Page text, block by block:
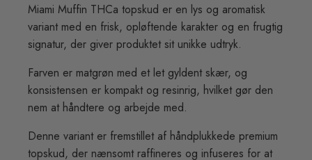
Miami Muffin THCa topskud er en lys og aromatisk
variant med en frisk, opløftende karakter og en frugtig
signatur, der giver produktet sit unikke udtryk.
Farven er matgrøn med et let gyldent skær, og
konsistensen er kompakt og resinrig, hvilket gør den
nem at håndtere og arbejde med.
Denne variant er fremstillet af håndplukkede premium
topskud, der nænsomt raffineres og infuseres for at